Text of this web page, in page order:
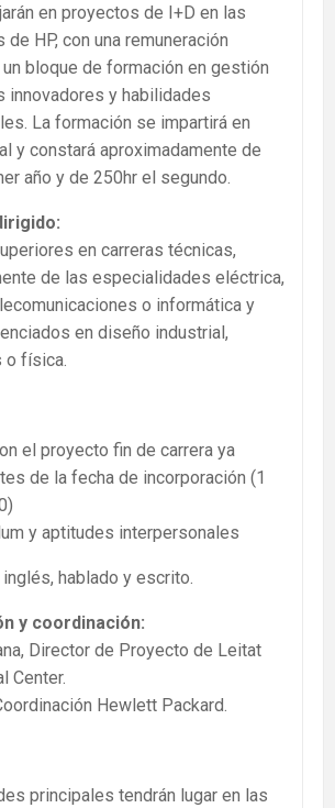
en proyectos de I+D en las
HP, con una remuneración
bloque de formación en gestión
innovadores y habilidades
La formación se impartirá en
y constará aproximadamente de
año y de 250hr el segundo.
en carreras técnicas,
de las especialidades eléctrica,
o informática y
en diseño industrial,
o física.
el proyecto fin de carrera ya
de la fecha de incorporación (1
y aptitudes interpersonales
hablado y escrito.
y coordinación:
Director de Proyecto de Leitat
Center.
Hewlett Packard.
principales tendrán lugar en las